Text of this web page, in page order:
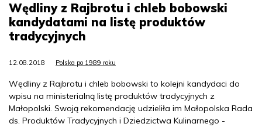
Wędliny z Rajbrotu i chleb bobowski
kandydatami na listę produktów
tradycyjnych
12.08.2018 Polska po 1989 roku
Wędliny z Rajbrotu i chleb bobowski to kolejni kandydaci do
wpisu na ministerialną listę produktów tradycyjnych z
Małopolski. Swoją rekomendację udzieliła im Małopolska Rada
ds. Produktów Tradycyjnych i Dziedzictwa Kulinarnego -